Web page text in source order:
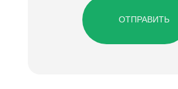
ОТПРАВИТЬ